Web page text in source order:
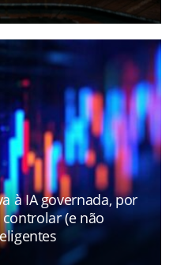
à IA governada, por
(e não